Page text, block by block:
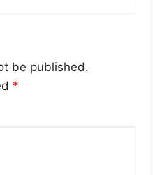
be published.
*